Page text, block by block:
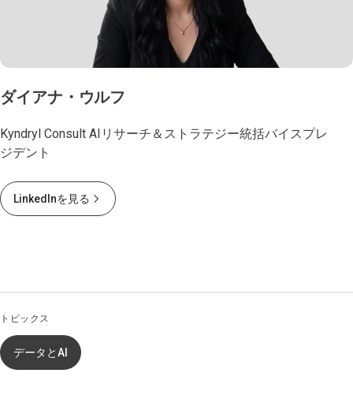
ダイアナ・ウルフ
Kyndryl Consult AIリサーチ＆ストラテジー統括バイスプレ
ジデント
LinkedInを見る
トピックス
データとAI